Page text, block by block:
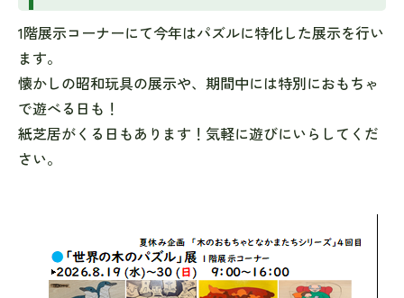
1階展示コーナーにて今年はパズルに特化した展示を行い
ます。
懐かしの昭和玩具の展示や、期間中には特別におもちゃ
で遊べる日も！
紙芝居がくる日もあります！気軽に遊びにいらしてくだ
さい。